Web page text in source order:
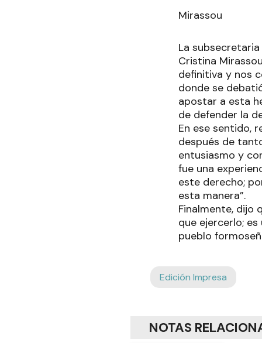
Mirassou
La
Cristina
definitiva y nos
donde se
apostar a esta
de defender la
En ese sentido,
después de
entusiasmo y
fue una
este derecho;
esta manera”.
Finalmente, dijo
que ejercerlo;
pueblo
Edición Impresa
NOTAS